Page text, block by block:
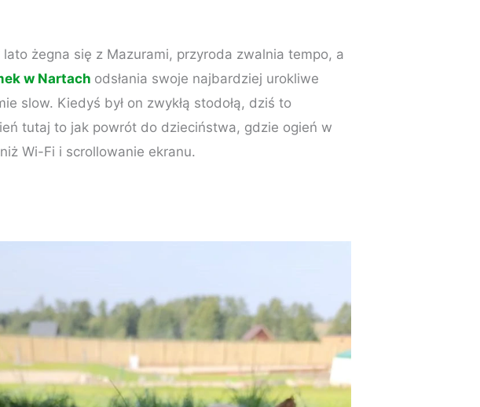
żegna się z Mazurami, przyroda zwalnia tempo, a
w Nartach odsłania swoje najbardziej urokliwe
slow. Kiedyś był on zwykłą stodołą, dziś to
tutaj to jak powrót do dzieciństwa, gdzie ogień w
Wi-Fi i scrollowanie ekranu.